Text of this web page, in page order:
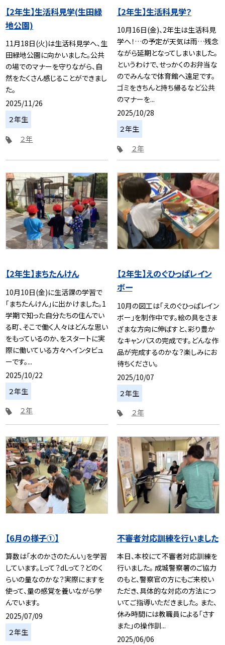
【2年生】生活科見学(生田緑
地公園)
11月18日(火)は生活科見学へ、生
田緑地公園に向かいました。公共
の場でのマナーを守りながら、自
然をたくさん感じることができまし
た。
2025/11/26
２年生
２年
【2年生】生活科見学？
10月16日(金)、2年生は生活科見
学へ！…の予定が天気は雨…残念
ながら延期となってしまいました。
というわけで、せっかくのお弁当な
のでみんなで体育館へ遠足です。
ゴミをきちんと持ち帰るなど公共
のマナーを...
2025/10/28
２年生
２年
【2年生】まちたんけん
10月10日(金)に生活課の学習で
「まちたんけん」に出かけました。1
学期で知った自分たちの住んでい
る町、そこで働く人々はどんな思い
をもっているのか、をスタートに実
際に働いている方々へインタビュ
ーです。...
2025/10/22
２年生
２年
【2年生】えのぐひっぱレイン
ボー
10月の図工は「えのぐひっぱレイン
ボー」を制作中です。絵の具をさま
ざまな方向に伸ばすと、彩り豊か
なキャンバスの完成です。どんな作
品が完成するのかな？楽しみにお
待ちください。
2025/10/07
２年生
２年
【6月の様子①】
算数は「水のかさのたんい」を学習
しています。Lって？dLって？どのく
らいの量なのかな？実際にますを
使って、量の感覚を養いながら学
んでいます。
2025/07/09
２年生
不審者対応訓練を行いました
本日、本校にて不審者対応訓練を
行いました。 成城警察署のご協力
のもと、警察官の方にもご来校い
ただき、具体的な対応の方法につ
いてご指導いただきました。 また、
休み時間には教職員による「さす
また」の操作訓...
2025/06/06